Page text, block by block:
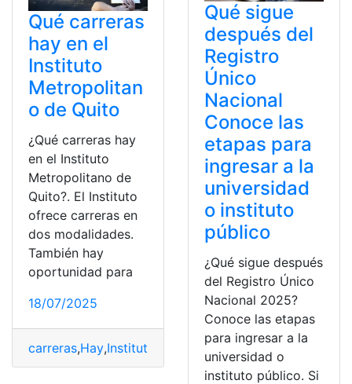
Qué carreras
hay en el
Instituto
Metropolitan
o de Quito
¿Qué carreras hay
en el Instituto
Metropolitano de
Quito?. El Instituto
ofrece carreras en
dos modalidades.
También hay
oportunidad para
18/07/2025
carreras,Hay,Instituto Metropolitano,Quito
Qué sigue
después del
Registro
Único
Nacional
Conoce las
etapas para
ingresar a la
universidad
o instituto
público
¿Qué sigue después
del Registro Único
Nacional 2025?
Conoce las etapas
para ingresar a la
universidad o
instituto público. Si